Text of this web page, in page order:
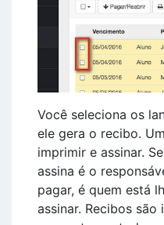
Você seleciona os
ele gera o recibo.
imprimir e assinar.
assina é o
pagar, é quem está
assinar. Recibos